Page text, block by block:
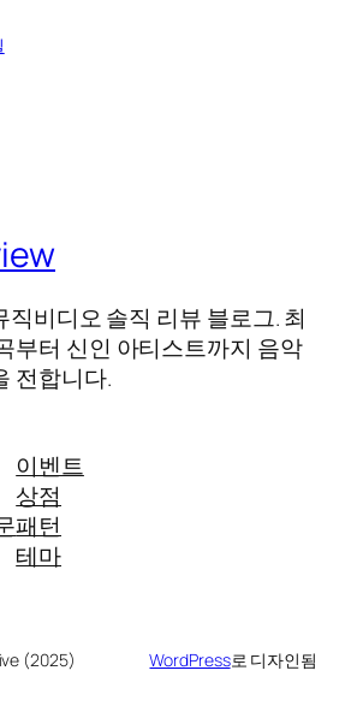
직비디오 솔직 리뷰 블로그. 최
부터 신인 아티스트까지 음악
전합니다.
이벤트
상점
패턴
테마
(2025) WordPress로 디자인됨